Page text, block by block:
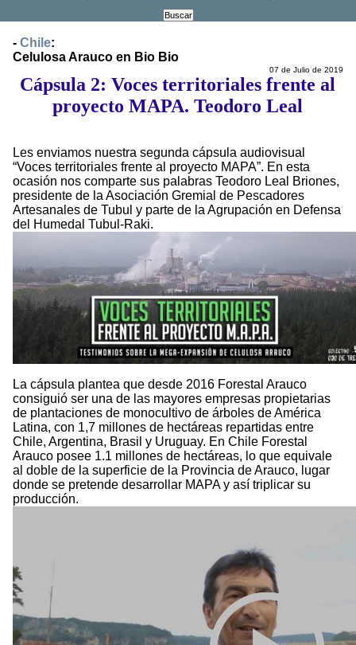
- Chile:
Celulosa Arauco en Bio Bio
07 de Julio de 2019
Cápsula 2: Voces territoriales frente al
proyecto MAPA. Teodoro Leal
Les enviamos nuestra segunda cápsula audiovisual
“Voces territoriales frente al proyecto MAPA”. En esta
ocasión nos comparte sus palabras Teodoro Leal Briones,
presidente de la Asociación Gremial de Pescadores
Artesanales de Tubul y parte de la Agrupación en Defensa
del Humedal Tubul-Raki.
La cápsula plantea que desde 2016 Forestal Arauco
consiguió ser una de las mayores empresas propietarias
de plantaciones de monocultivo de árboles de América
Latina, con 1,7 millones de hectáreas repartidas entre
Chile, Argentina, Brasil y Uruguay. En Chile Forestal
Arauco posee 1.1 millones de hectáreas, lo que equivale
al doble de la superficie de la Provincia de Arauco, lugar
donde se pretende desarrollar MAPA y así triplicar su
producción.